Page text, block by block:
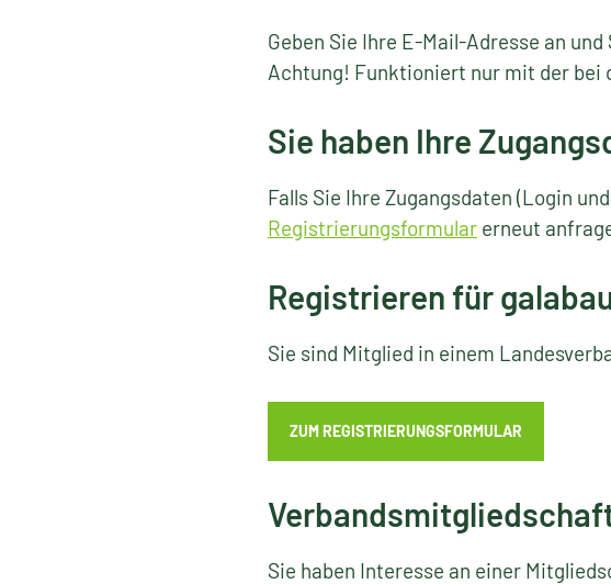
Geben Sie Ihre E-Mail-Adresse an
Achtung! Funktioniert nur mit der bei
Sie haben Ihre
Falls Sie Ihre Zugangsdaten (Login
Registrierungsformular erneut
Registrieren für
Sie sind Mitglied in einem
ZUM REGISTRIERUNGSFORMULAR
Sie haben Interesse an einer